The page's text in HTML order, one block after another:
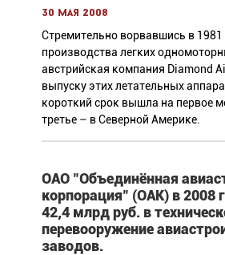
30 мая 2008
Стремительно ворвавшись в 1981
производства легких
австрийская компания Diamond
выпуску этих летательных
короткий срок вышла на первое
третье – в Северной Америке.
ОАО "Объединённая
корпорация" (ОАК) в 2008
42,4 млрд руб. в
перевооружение
заводов.